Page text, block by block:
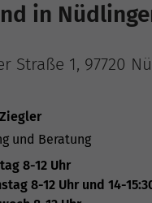
in
Straße 1, 97720
und Beratung
8-12 Uhr
8-12 Uhr und 14-